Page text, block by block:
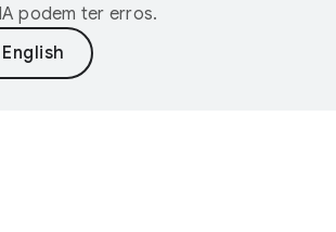
podem ter erros.